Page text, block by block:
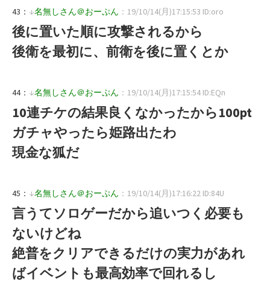
43： ↓名無しさん＠おーぷん ：19/10/14(月)17:15:53 ID:oro
後に置いた順に攻撃されるから
後衛を最初に、前衛を後に置くとか
44： ↓名無しさん＠おーぷん ：19/10/14(月)17:15:54 ID:EQn
10連チケの結果良くなかったから100pt
ガチャやったら姫路出たわ
現金な狐だ
45： ↓名無しさん＠おーぷん ：19/10/14(月)17:16:22 ID:84U
言うてソロゲーだから追いつく必要も
ないけどね
絶普をクリアできるだけの実力があれ
ばイベントも最高効率で回れるし